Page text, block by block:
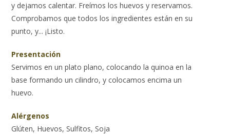
y dejamos calentar. Freímos los huevos y reservamos.
Comprobamos que todos los ingredientes están en su
punto, y... ¡Listo.
Presentación
Servimos en un plato plano, colocando la quinoa en la
base formando un cilindro, y colocamos encima un
huevo.
Alérgenos
Glúten, Huevos, Sulfitos, Soja